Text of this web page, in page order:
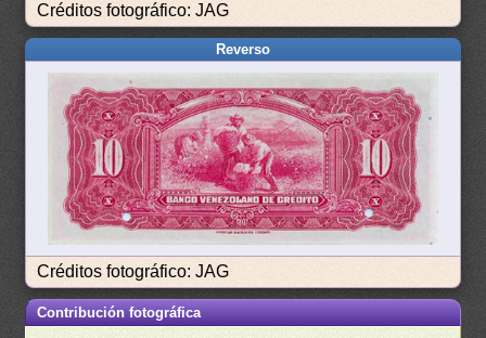
Créditos fotográfico: JAG
Reverso
Créditos fotográfico: JAG
Contribución fotográfica